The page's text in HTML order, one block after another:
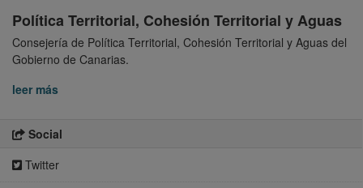
Política Territorial, Cohesión Territorial y Aguas
Consejería de Política Territorial, Cohesión Territorial y Aguas del
Gobierno de Canarias.
leer más
Social
Twitter